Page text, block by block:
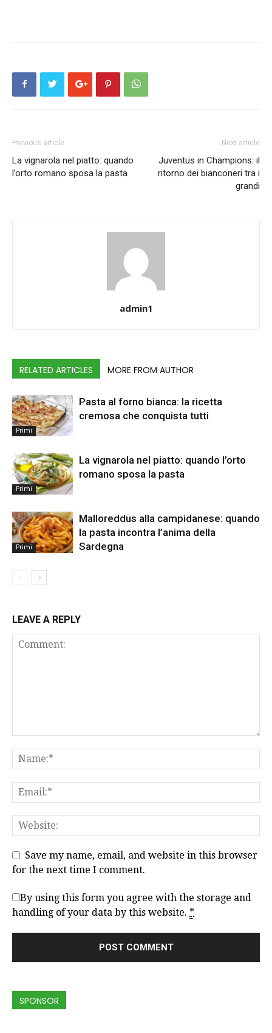
Previous article
La vignarola nel piatto: quando
l’orto romano sposa la pasta
Next article
Juventus in Champions: il
ritorno dei bianconeri tra i
grandi
admin1
RELATED ARTICLES MORE FROM AUTHOR
Primi
Pasta al forno bianca: la ricetta
cremosa che conquista tutti
Primi
La vignarola nel piatto: quando l’orto
romano sposa la pasta
Primi
Malloreddus alla campidanese: quando
la pasta incontra l’anima della
Sardegna
LEAVE A REPLY
Save my name, email, and website in this browser
for the next time I comment.
By using this form you agree with the storage and
handling of your data by this website. *
SPONSOR